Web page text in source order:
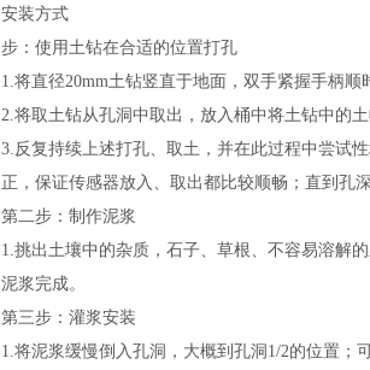
安装方式
步：使用土钻在合适的位置打孔
1.将直径20mm土钻竖直于地面，双手紧握手柄
2.将取土钻从孔洞中取出，放入桶中将土钻中的
3.反复持续上述打孔、取土，并在此过程中尝试
正，保证传感器放入、取出都比较顺畅；直到孔
第二步：制作泥浆
1.挑出土壤中的杂质，石子、草根、不容易溶解
泥浆完成。
第三步：灌浆安装
1.将泥浆缓慢倒入孔洞，大概到孔洞1/2的位置；